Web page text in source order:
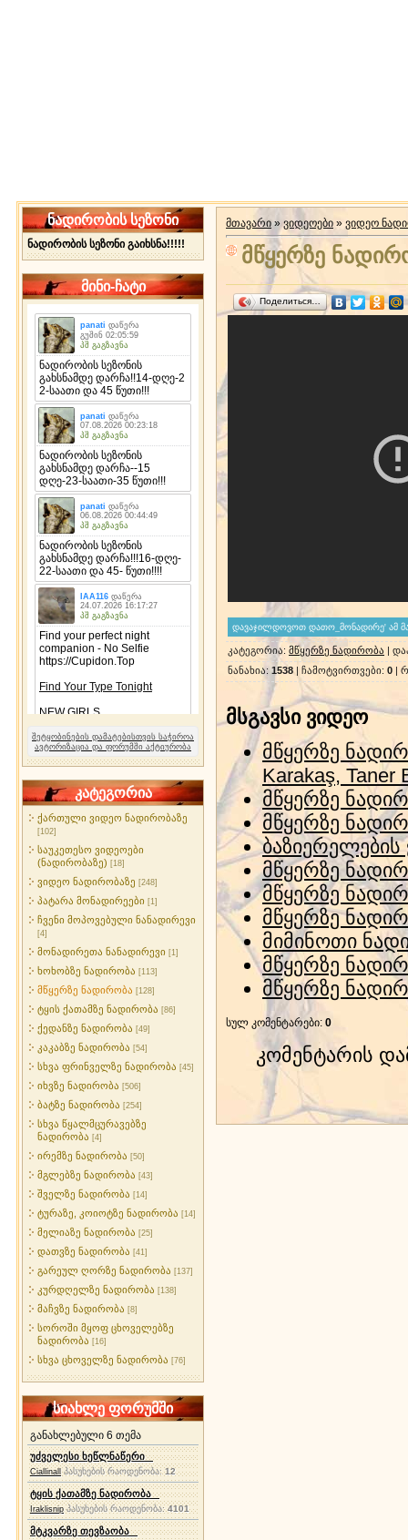
ნადირობის სეზონი
ნადირობის სეზონი გაიხსნა!!!!!
მინი-ჩატი
შეტყობინების დამატებისთვის საჭიროა
ავტორიზაცია და ფორუმში აქტიურობა
კატეგორია
ქართული ვიდეო ნადირობაზე
[102]
საუკეთესო ვიდეოები
(ნადირობაზე) [18]
ვიდეო ნადირობაზე [248]
პატარა მონადირეები [1]
ჩვენი მოპოვებული ნანადირევი
[4]
მონადირეთა ნანადირევი [1]
ხოხობზე ნადირობა [113]
მწყერზე ნადირობა [128]
ტყის ქათამზე ნადირობა [86]
ქედანზე ნადირობა [49]
კაკაბზე ნადირობა [54]
სხვა ფრინველზე ნადირობა [45]
იხვზე ნადირობა [506]
ბატზე ნადირობა [254]
სხვა წყალმცურავებზე
ნადირობა [4]
ირემზე ნადირობა [50]
მგლებზე ნადირობა [43]
შველზე ნადირობა [14]
ტურაზე, კოიოტზე ნადირობა [14]
მელიაზე ნადირობა [25]
დათვზე ნადირობა [41]
გარეულ ღორზე ნადირობა [137]
კურდღელზე ნადირობა [138]
მაჩვზე ნადირობა [8]
სოროში მყოფ ცხოველებზე
ნადირობა [16]
სხვა ცხოველზე ნადირობა [76]
სიახლე ფორუმში
განახლებული 6 თემა
უძველესი ხეწლნაწერი
Ciallinall პასუხების რაოდენობა:12
ტყის ქათამზე ნადირობა
Iraklisnip პასუხების რაოდენობა: 4101
მტკვარზე თევზაობა
მთავარი » ვიდეოები » ვიდეო
მწყერზე
Поделиться…
კატეგორია: მწყერზე ნადირობა |
ნანახია: 1538 | ჩამოტვირთვები: 0 |
მსგავსი ვიდეო
მწყერზე
Karakaş, Taner
მწყერზე
მწყერზე
მწყერზე
მწყერზე
მწყერზე
მიმინოთი
მწყერზე
მწყერზე
სულ კომენტარები: 0
კომენტარის